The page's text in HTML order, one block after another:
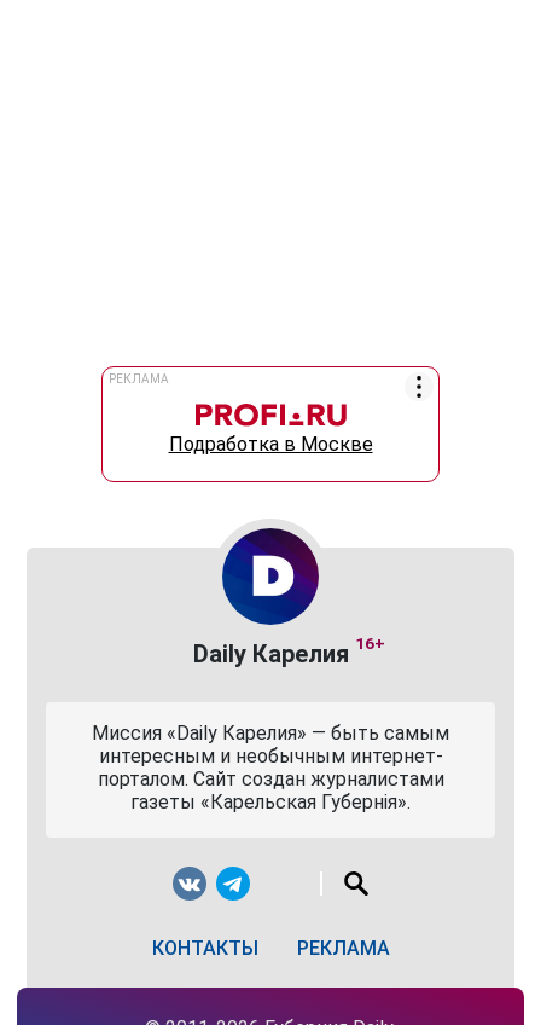
РЕКЛАМА
Подработка в Москве
Daily Карелия 16+
Миссия «Daily Карелия» — быть самым
интересным и необычным интернет-
порталом. Сайт создан журналистами
газеты «Карельская Губернiя».
КОНТАКТЫ РЕКЛАМА